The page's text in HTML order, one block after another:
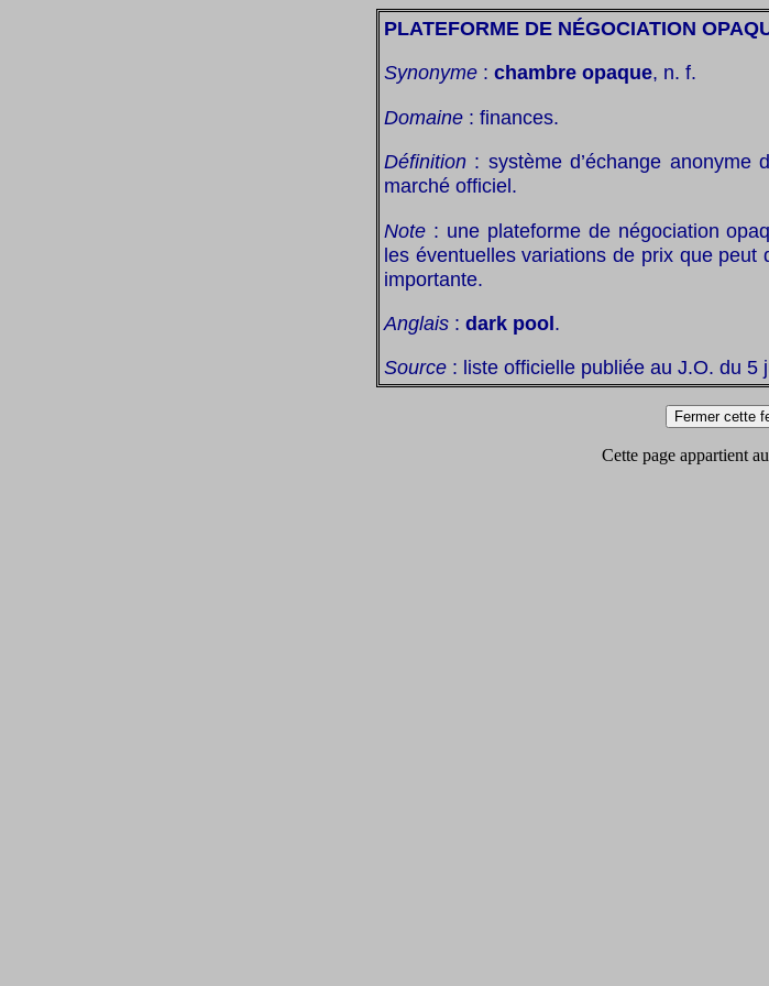
PLATEFORME DE NÉGOCIATION
Synonyme : chambre opaque, n. f.
Domaine : finances.
Définition : système d’échange
marché officiel.
Note : une plateforme de négociation
les éventuelles variations de prix que peut
importante.
Anglais : dark pool.
Source : liste officielle publiée au J.O. du 5
Cette page appartient